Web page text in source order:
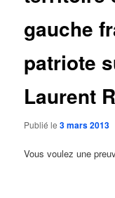
gauche
patriote
Laurent
Publié le3 mars 2013
Vous voulez une